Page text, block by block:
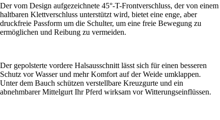
Der vom Design aufgezeichnete 45°-T-Frontverschluss, der von einem
haltbaren Klettverschluss unterstützt wird, bietet eine enge, aber
druckfreie Passform um die Schulter, um eine freie Bewegung zu
ermöglichen und Reibung zu vermeiden.
Der gepolsterte vordere Halsausschnitt lässt sich für einen besseren
Schutz vor Wasser und mehr Komfort auf der Weide umklappen.
Unter dem Bauch schützen verstellbare Kreuzgurte und ein
abnehmbarer Mittelgurt Ihr Pferd wirksam vor Witterungseinflüssen.